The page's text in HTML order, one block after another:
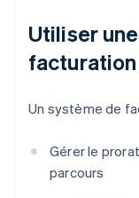
Utiliser
Un système de
Gérer le
parcours